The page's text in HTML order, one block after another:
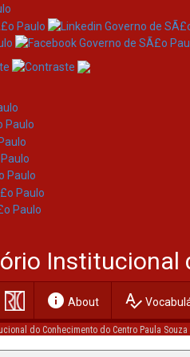
Institucional
info About spellcheck
do Conhecimento do Centro Paula Souza